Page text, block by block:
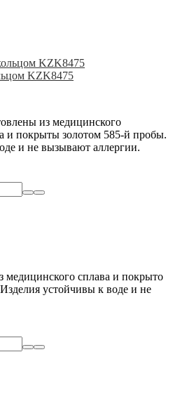
KZK8475
из медицинского
и покрыты золотом 585-й пробы.
и не вызывают аллергии.
медицинского сплава и покрыто
устойчивы к воде и не